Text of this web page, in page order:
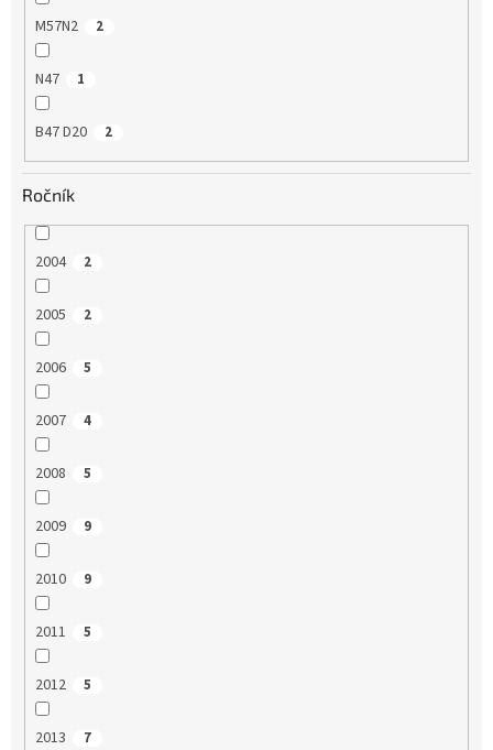
M57N2 2
N47 1
B47 D20 2
Ročník
2004 2
2005 2
2006 5
2007 4
2008 5
2009 9
2010 9
2011 5
2012 5
2013 7